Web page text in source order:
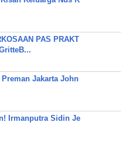
PAS PRAKT
Jakarta John
Irmanputra Sidin Je